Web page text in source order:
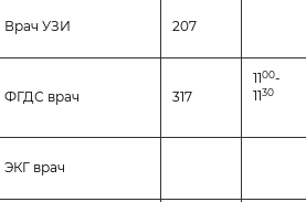
Врач УЗИ 207
ФГДС врач 317
1100-
1130
ЭКГ врач